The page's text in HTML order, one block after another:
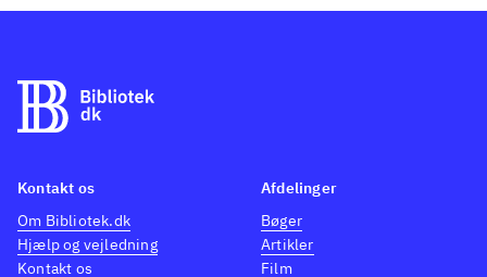
Kontakt os
Om Bibliotek.dk
Hjælp og vejledning
Kontakt os
Afdelinger
Bøger
Artikler
Film